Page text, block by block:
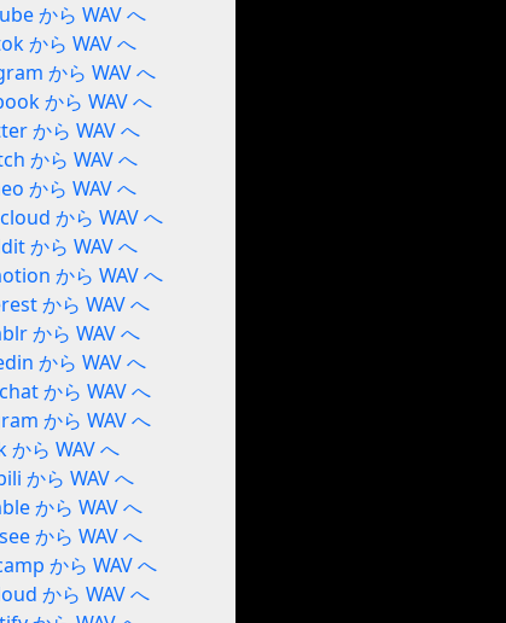
から WAV へ
から WAV へ
から WAV へ
から WAV へ
から WAV へ
から WAV へ
から WAV へ
から WAV へ
から WAV へ
から WAV へ
から WAV へ
から WAV へ
から WAV へ
から WAV へ
から WAV へ
から WAV へ
から WAV へ
から WAV へ
から WAV へ
から WAV へ
から WAV へ